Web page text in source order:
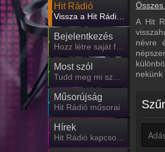
Hit Rádió
Vissza a Hit Rádió oldalára
Bejelentkezés
Hozz létre saját fiókot!
Most szól
Tudd meg mi szólt eddig
Műsorújság
Hit Rádió műsorai
Hírek
Hit Rádió kapcsolatos hírek
A Hit
névre
nekünk